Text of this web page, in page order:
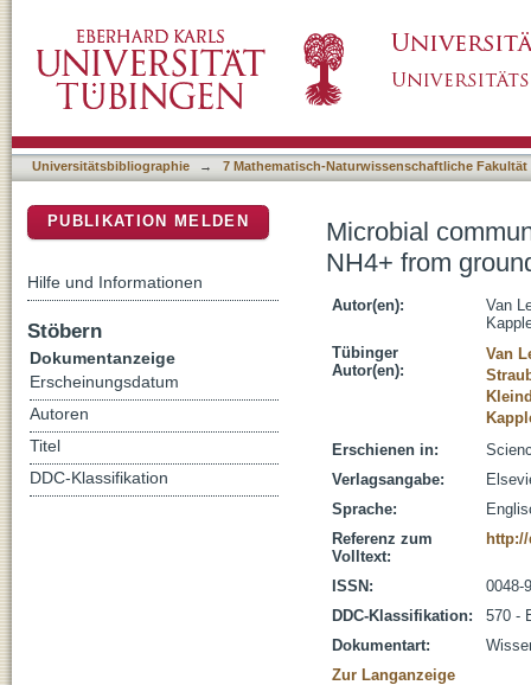
household sand filters
Universitätsbibliographie → 7 Mathematisch-Naturwissenschaftliche Fakultät
Microbial
NH4+ from
Autor(en):
Van
Tübinger
Autor(en):
Van
Erschienen in:
Verlagsangabe:
Sprache:
Referenz zum
Volltext:
ISSN:
0048-
DDC-Klassifikation:
570 -
Dokumentart:
Zur Langanzeige
PUBLIKATION MELDEN
Hilfe und Informationen
Stöbern
Dokumentanzeige
Erscheinungsdatum
Autoren
Titel
DDC-Klassifikation